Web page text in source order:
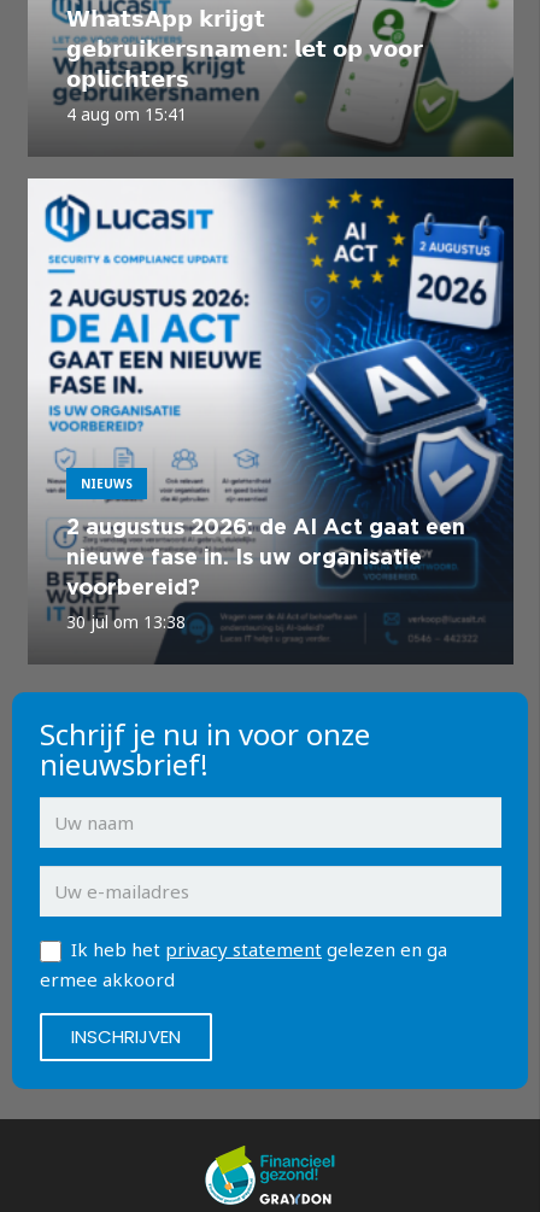
𝗪𝗵𝗮𝘁𝘀𝗔𝗽𝗽 𝗸𝗿𝗶𝗷𝗴𝘁
𝗴𝗲𝗯𝗿𝘂𝗶𝗸𝗲𝗿𝘀𝗻𝗮𝗺𝗲𝗻: 𝗹𝗲𝘁 𝗼𝗽 𝘃𝗼𝗼𝗿
𝗼𝗽𝗹𝗶𝗰𝗵𝘁𝗲𝗿𝘀
4 aug om 15:41
NIEUWS
2 augustus 2026: de AI Act gaat een
nieuwe fase in. Is uw organisatie
voorbereid?
30 jul om 13:38
Schrijf je nu in voor onze
nieuwsbrief!
Ik heb het privacy statement gelezen en ga
ermee akkoord